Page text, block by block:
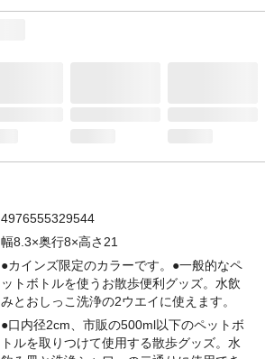
4976555329544
幅8.3×奥行8×高さ21
●カインズ限定のカラーです。●一般的なペ
ットボトルを使うお散歩便利グッズ。水飲
みとおしっこ洗浄の2ウエイに使えます。
●口内径2cm、市販の500ml以下のペットボ
トルを取りつけて使用する散歩グッズ。水